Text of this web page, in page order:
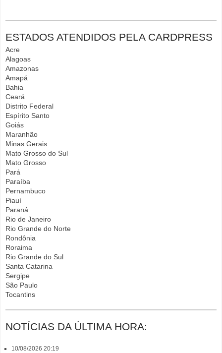
ESTADOS ATENDIDOS PELA CARDPRESS
Acre
Alagoas
Amazonas
Amapá
Bahia
Ceará
Distrito Federal
Espírito Santo
Goiás
Maranhão
Minas Gerais
Mato Grosso do Sul
Mato Grosso
Pará
Paraíba
Pernambuco
Piauí
Paraná
Rio de Janeiro
Rio Grande do Norte
Rondônia
Roraima
Rio Grande do Sul
Santa Catarina
Sergipe
São Paulo
Tocantins
NOTÍCIAS DA ÚLTIMA HORA:
10/08/2026 20:19